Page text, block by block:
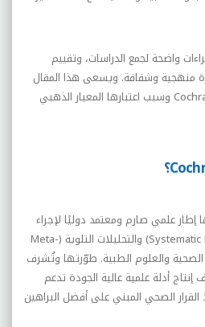
واضحة لجمع الدراسات، وتقييم
منهجية وشفافة. ويسعى هذا المقال
وسبب اعتبارها المعيار الذهبي
إطار علمي صارم ومعتمد دوليًا لإجراء
) والتحليلات التلوية (Meta-
الصحية والعلوم الطبية. طوّرتها وتُشرف
إنتاج أدلة علمية عالية الجودة تدعم
القرار الصحي المبني على أفضل البراهين